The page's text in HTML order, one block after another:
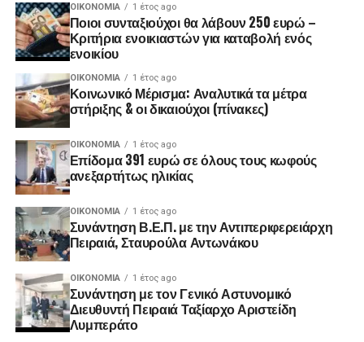
ΟΙΚΟΝΟΜΊΑ 1 έτος ago
Ποιοι συνταξιούχοι θα λάβουν 250 ευρώ –
Κριτήρια ενοικιαστών για καταβολή ενός
ενοικίου
ΟΙΚΟΝΟΜΊΑ 1 έτος ago
Κοινωνικό Μέρισμα: Αναλυτικά τα μέτρα
στήριξης & οι δικαιούχοι (πίνακες)
ΟΙΚΟΝΟΜΊΑ 1 έτος ago
Επίδομα 391 ευρώ σε όλους τους κωφούς
ανεξαρτήτως ηλικίας
ΟΙΚΟΝΟΜΊΑ 1 έτος ago
Συνάντηση Β.Ε.Π. με την Αντιπεριφερειάρχη
Πειραιά, Σταυρούλα Αντωνάκου
ΟΙΚΟΝΟΜΊΑ 1 έτος ago
Συνάντηση με τον Γενικό Αστυνομικό
Διευθυντή Πειραιά Ταξίαρχο Αριστείδη
Λυμπεράτο